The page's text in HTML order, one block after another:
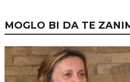
MOGLO BI DA TE